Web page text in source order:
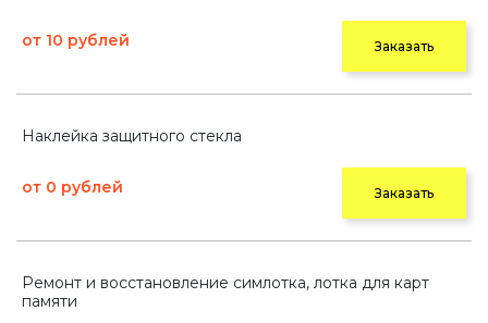
от 10 рублей Заказать
Наклейка защитного стекла
от 0 рублей Заказать
Ремонт и восстановление симлотка, лотка для карт
памяти